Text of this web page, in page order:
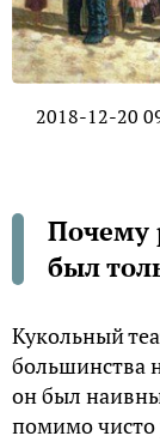
2018-12-20
Почему
был
Кукольный
большинства
он был
помимо чисто